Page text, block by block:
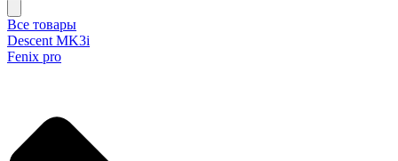
Все товары
Descent MK3i
Fenix pro